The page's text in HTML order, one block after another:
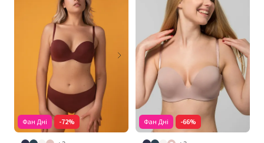
Фан Дні -72% Фан Дні -66%